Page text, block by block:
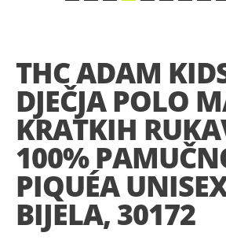
beginning
of
the
images
gallery
THC ADAM
DJEČJA POLO
KRATKIH
100%
PIQUÉA
BIJELA, 30172